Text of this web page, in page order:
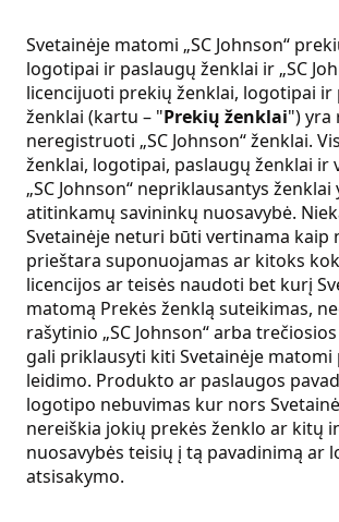
Svetainėje matomi „SC Johnson“
logotipai ir paslaugų ženklai ir „SC
licencijuoti prekių ženklai, logotipai ir
ženklai (kartu – "Prekių ženklai")
neregistruoti „SC Johnson“ ženklai.
ženklai, logotipai, paslaugų ženklai ir
„SC Johnson“ nepriklausantys ženklai
atitinkamų savininkų nuosavybė.
Svetainėje neturi būti vertinama kaip
prieštara suponuojamas ar kitoks
licencijos ar teisės naudoti bet kurį
matomą Prekės ženklą suteikimas,
rašytinio „SC Johnson“ arba
gali priklausyti kiti Svetainėje matomi
leidimo. Produkto ar paslaugos
logotipo nebuvimas kur nors
nereiškia jokių prekės ženklo ar kitų
nuosavybės teisių į tą pavadinimą ar
atsisakymo.